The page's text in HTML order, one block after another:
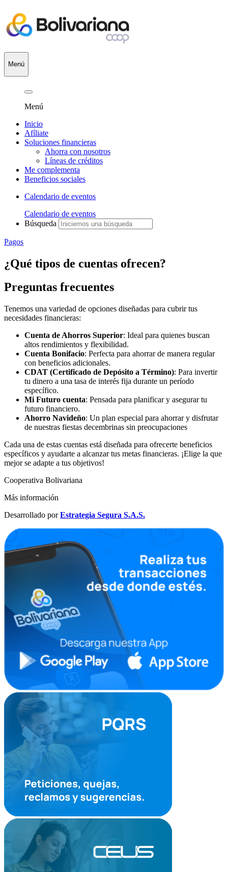
Menú
Menú
Inicio
Afíliate
Soluciones financieras
Ahorra con nosotros
Líneas de créditos
Me complementa
Beneficios sociales
Calendario de eventos
Calendario de eventos
Búsqueda
Pagos
¿Qué tipos de cuentas ofrecen?
Preguntas frecuentes
Tenemos una variedad de opciones diseñadas para cubrir tus
necesidades financieras:
Cuenta de Ahorros Superior: Ideal para quienes buscan
altos rendimientos y flexibilidad.
Cuenta Bonifacio: Perfecta para ahorrar de manera regular
con beneficios adicionales.
CDAT (Certificado de Depósito a Término): Para invertir
tu dinero a una tasa de interés fija durante un período
específico.
Mi Futuro cuenta: Pensada para planificar y asegurar tu
futuro financiero.
Ahorro Navideño: Un plan especial para ahorrar y disfrutar
de nuestras fiestas decembrinas sin preocupaciones
Cada una de estas cuentas está diseñada para ofrecerte beneficios
específicos y ayudarte a alcanzar tus metas financieras. ¡Elige la que
mejor se adapte a tus objetivos!
Cooperativa Bolivariana
Más información
Desarrollado porEstrategia Segura S.A.S.